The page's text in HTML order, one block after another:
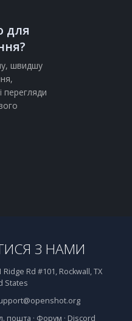
для
швидшу
перегляди
З НАМИ
Ridge Rd #101, Rockwall, TX
States
пошта · Форум · Discord